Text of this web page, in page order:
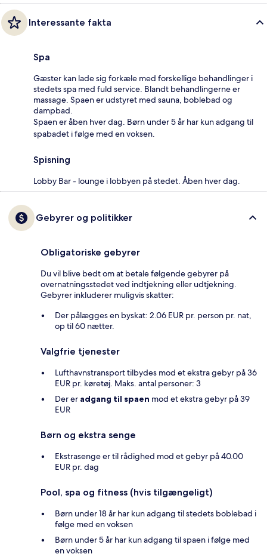
Interessante fakta
Spa
Gæster kan lade sig forkæle med forskellige behandlinger i
stedets spa med fuld service. Blandt behandlingerne er
massage. Spaen er udstyret med sauna, boblebad og
dampbad.
Spaen er åben hver dag. Børn under 5 år har kun adgang til
spabadet i følge med en voksen.
Spisning
Lobby Bar - lounge i lobbyen på stedet. Åben hver dag.
Gebyrer og politikker
Obligatoriske gebyrer
Du vil blive bedt om at betale følgende gebyrer på
overnatningsstedet ved indtjekning eller udtjekning.
Gebyrer inkluderer muligvis skatter:
Der pålægges en byskat: 2.06 EUR pr. person pr. nat,
op til 60 nætter.
Valgfrie tjenester
Lufthavnstransport tilbydes mod et ekstra gebyr på 36
EUR pr. køretøj. Maks. antal personer: 3
Der er adgang til spaen mod et ekstra gebyr på 39
EUR
Børn og ekstra senge
Ekstrasenge er til rådighed mod et gebyr på 40.00
EUR pr. dag
Pool, spa og fitness (hvis tilgængeligt)
Børn under 18 år har kun adgang til stedets boblebad i
følge med en voksen
Børn under 5 år har kun adgang til spaen i følge med
en voksen